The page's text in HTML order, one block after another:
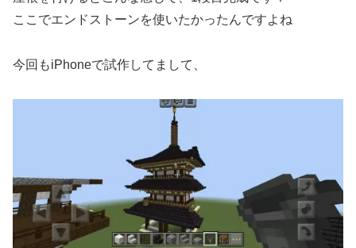
ここでエンドストーンを使いたかったんですよね
今回もiPhoneで試作してまして、